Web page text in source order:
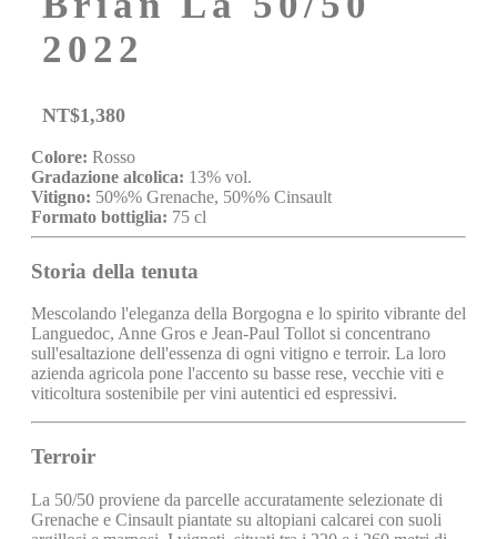
2022
NT$1,380
Colore: Rosso
Gradazione alcolica: 13% vol.
Vitigno: 50%% Grenache, 50%% Cinsault
Formato bottiglia: 75 cl
Storia della tenuta
Mescolando l'eleganza della Borgogna e lo spirito vibrante del
Languedoc, Anne Gros e Jean-Paul Tollot si concentrano
sull'esaltazione dell'essenza di ogni vitigno e terroir. La loro
azienda agricola pone l'accento su basse rese, vecchie viti e
viticoltura sostenibile per vini autentici ed espressivi.
Terroir
La 50/50 proviene da parcelle accuratamente selezionate di
Grenache e Cinsault piantate su altopiani calcarei con suoli